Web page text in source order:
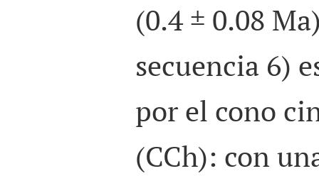
(0.4 ± 0.08
secuencia 6)
por el cono
(CCh): con